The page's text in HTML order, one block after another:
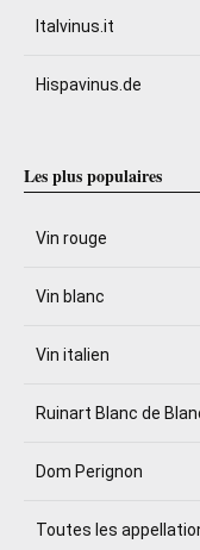
Italvinus.it
Hispavinus.de
Les plus populaires
Vin rouge
Vin blanc
Vin italien
Ruinart Blanc de
Dom Perignon
Toutes les